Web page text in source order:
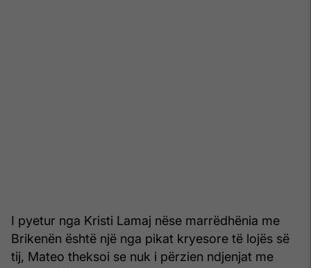
I pyetur nga Kristi Lamaj nëse marrëdhënia me
Brikenën është një nga pikat kryesore të lojës së
tij, Mateo theksoi se nuk i përzien ndjenjat me